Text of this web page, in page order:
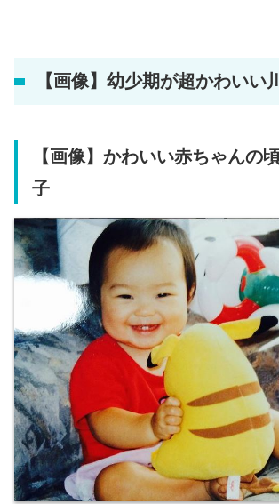
【画像】幼少期が超かわいい
【画像】かわいい赤ちゃんの
子